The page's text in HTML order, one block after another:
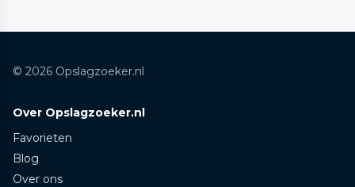
© 2026 Opslagzoeker.nl
Over Opslagzoeker.nl
Favorieten
Blog
Over ons